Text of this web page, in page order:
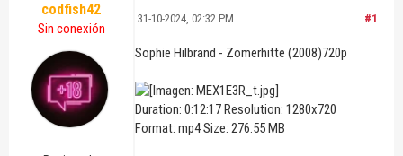
codfish42
Sin conexión
#1
31-10-2024, 02:32 PM
Sophie Hilbrand - Zomerhitte (2008)720p
Duration: 0:12:17 Resolution: 1280x720
Format: mp4 Size: 276.55 MB